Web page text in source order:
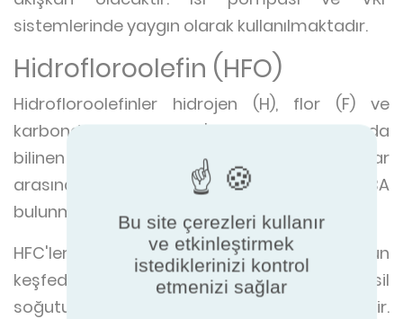
sistemlerinde yaygın olarak kullanılmaktadır.
Hidrofloroolefin (HFO)
Hidrofloroolefinler hidrojen (H), flor (F) ve
karbondan oluşur. HFO'lar alkenler olarak da
bilinen olefinlerdir (O). Soğutucu akışkanlar
arasında R-1234ze, R-1234yf ve R-513A
bulunmaktadır.
HFC'lerin de çevre için kötü olduğunun
keşfedilmesinin ardından, HFO'lar yeni nesil
soğutucu akışkanlar olarak geliştirilmiştir.
Bu site çerezleri kullanır
ve etkinleştirmek
istediklerinizi kontrol
etmenizi sağlar